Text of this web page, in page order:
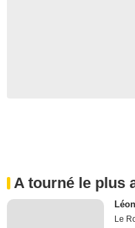
A tourné le plus
Le